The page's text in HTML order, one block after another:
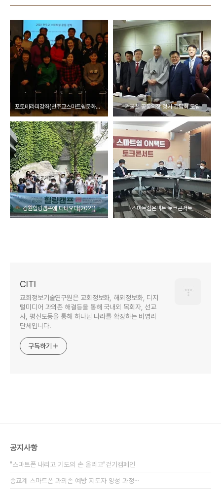
포토테라피강좌(천주교스마트쉼문화운동본부와 함께) 기불천 공동의장 정기 간담회 모임
강원힐링캠프에 다녀오다(2021) 스마트쉼온택트 토크콘서트
CITI
교회정보기술연구원은 교회정보화, 해외정보화, 디지
털미디어 과의존 해결등을 통해 국내외 목회자, 선교
사, 평신도등을 통해 하나님 나라를 확장하는 비영리
단체입니다.
구독하기
공지사항
"스마트폰 내리고 기도의 손 올리고"걷기캠페인
종교계 스마트폰 과의존 예방 지도자 양성 과정⋯